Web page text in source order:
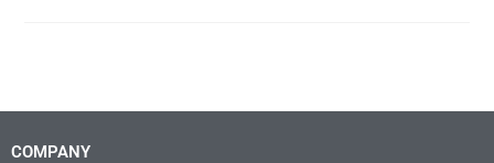
COMPANY